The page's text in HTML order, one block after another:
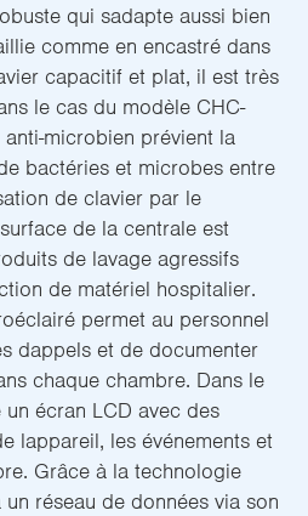
qui sadapte aussi bien
comme en encastré dans
capacitif et plat, il est très
le cas du modèle CHC-
microbien prévient la
bactéries et microbes entre
de clavier par le
de la centrale est
de lavage agressifs
de matériel hospitalier.
permet au personnel
dappels et de documenter
chaque chambre. Dans le
écran LCD avec des
lappareil, les événements et
Grâce à la technologie
réseau de données via son